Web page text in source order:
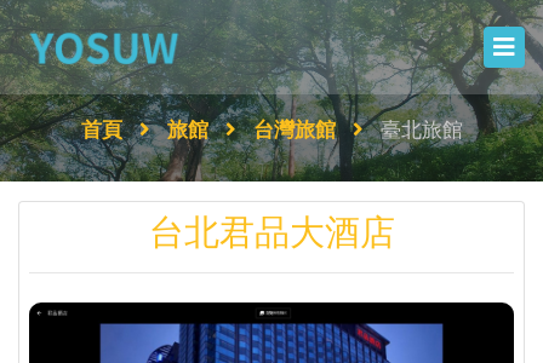
首頁 旅館 台灣旅館 臺北旅館
台北君品大酒店